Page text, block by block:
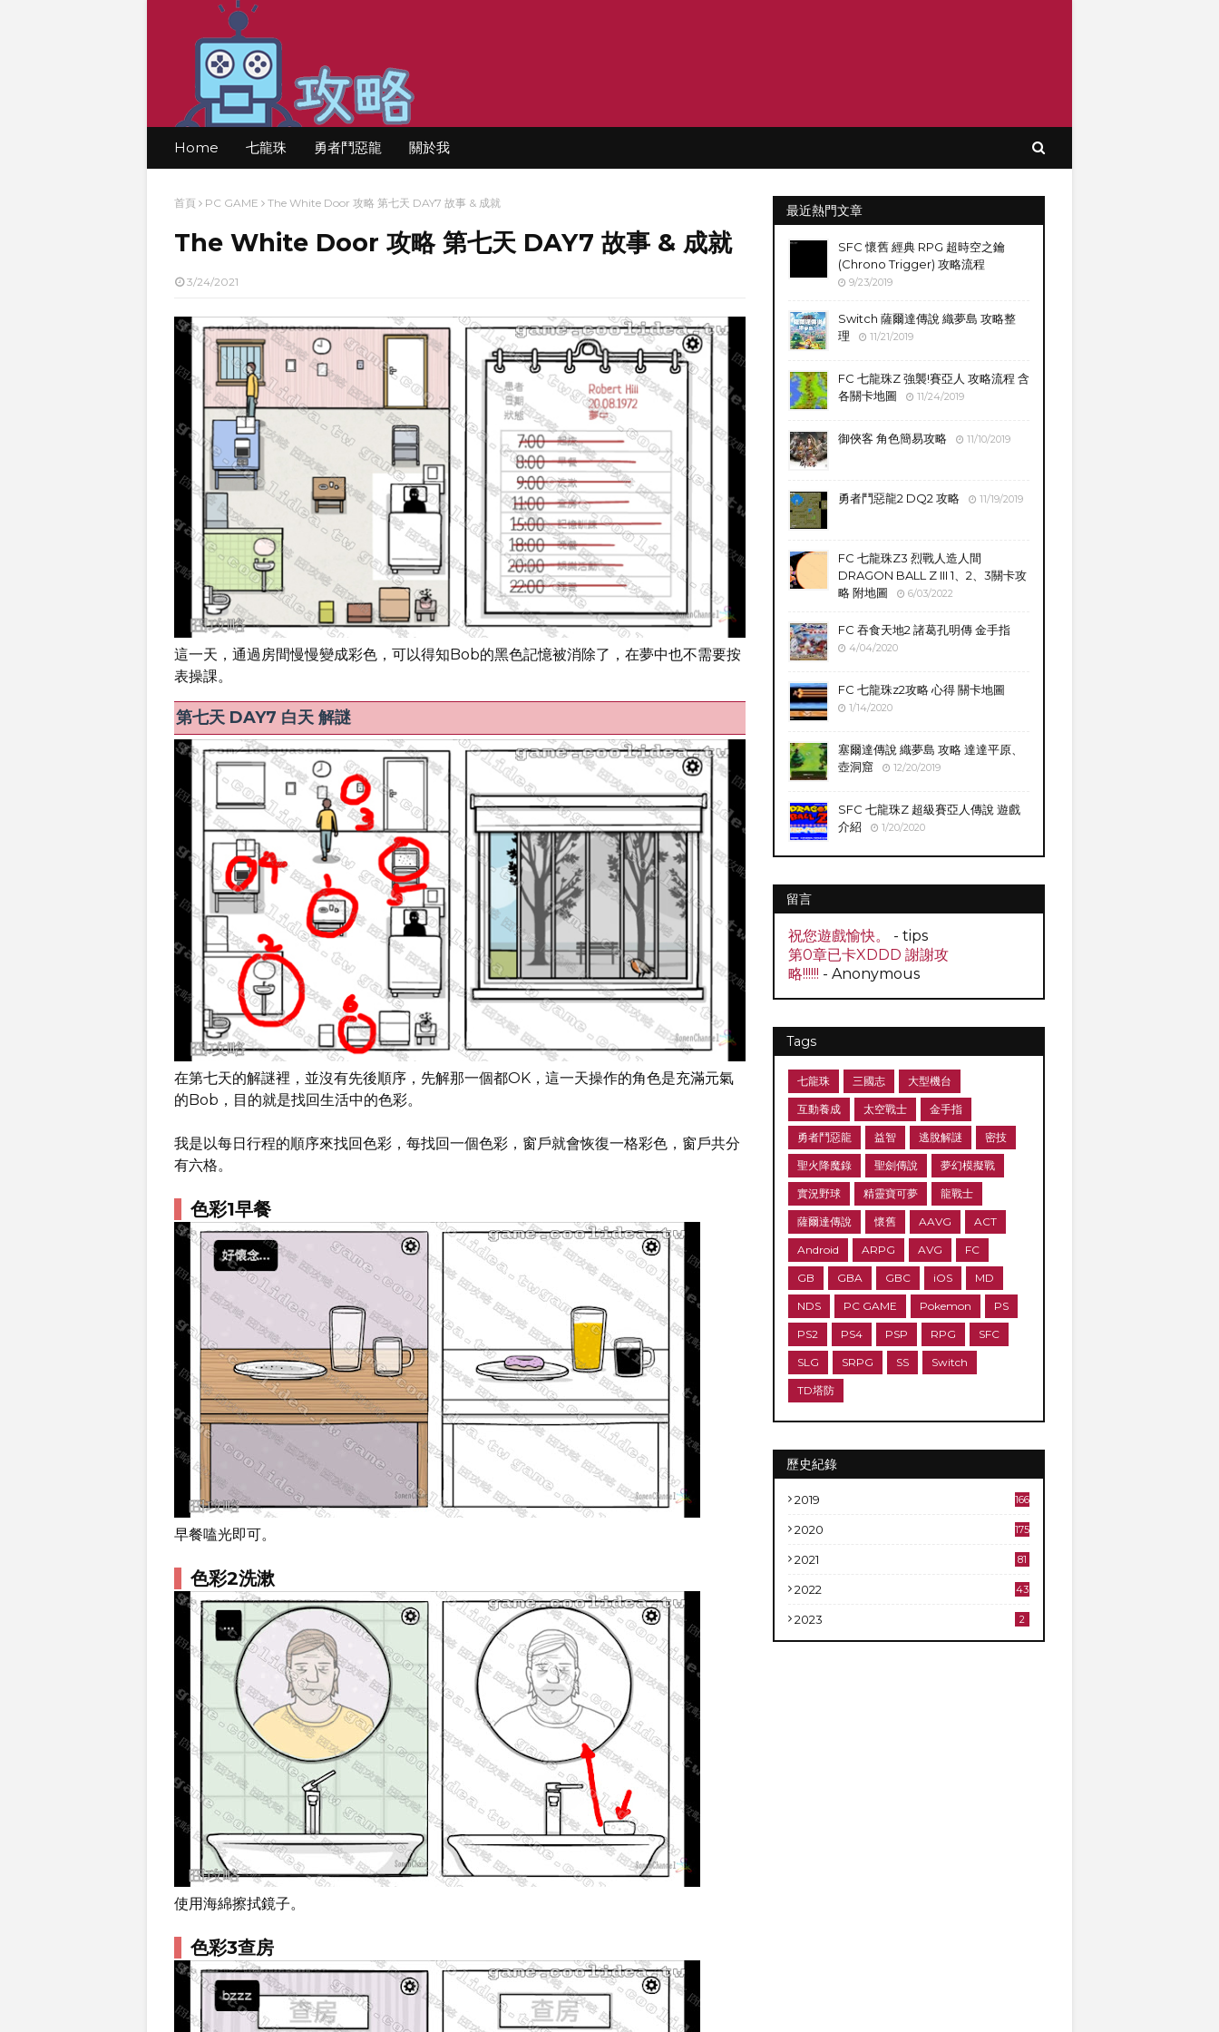
Home 七龍珠 勇者鬥惡龍 關於我
首頁 PC GAME The White Door 攻略 第七天 DAY7 故事 & 成就
The White Door 攻略 第七天 DAY7 故事 & 成就
3/24/2021
這一天，通過房間慢慢變成彩色，可以得知Bob的黑色記憶被消除了，在夢中也不需要按
表操課。
第七天 DAY7 白天 解謎
在第七天的解謎裡，並沒有先後順序，先解那一個都OK，這一天操作的角色是充滿元氣
的Bob，目的就是找回生活中的色彩。
我是以每日行程的順序來找回色彩，每找回一個色彩，窗戶就會恢復一格彩色，窗戶共分
有六格。
色彩1早餐
早餐嗑光即可。
色彩2洗漱
使用海綿擦拭鏡子。
色彩3查房
最近熱門文章
SFC 懷舊 經典 RPG 超時空之鑰
(Chrono Trigger) 攻略流程
9/23/2019
Switch 薩爾達傳說 織夢島 攻略整
理
11/21/2019
FC 七龍珠Z 強襲!賽亞人 攻略流程 含
各關卡地圖
11/24/2019
御俠客 角色簡易攻略 11/10/2019
勇者鬥惡龍2 DQ2 攻略 11/19/2019
FC 七龍珠Z3 烈戰人造人間
DRAGON BALL Z III 1、2、3關卡攻
略 附地圖
6/03/2022
FC 吞食天地2 諸葛孔明傳 金手指
4/04/2020
FC 七龍珠z2攻略 心得 關卡地圖
1/14/2020
塞爾達傳說 織夢島 攻略 達達平原、
壺洞窟
12/20/2019
SFC 七龍珠Z 超級賽亞人傳說 遊戲
介紹
1/20/2020
留言
祝您遊戲愉快。
- tips
第0章已卡XDDD 謝謝攻
略!!!!!! - Anonymous
Tags
七龍珠 三國志 大型機台
互動養成 太空戰士 金手指
勇者鬥惡龍 益智 逃脫解謎 密技
聖火降魔錄 聖劍傳說 夢幻模擬戰
實況野球 精靈寶可夢 龍戰士
薩爾達傳說 懷舊 AAVG ACT
Android ARPG AVG FC
GB GBA GBC iOS MD
NDS PC GAME Pokemon PS
PS2 PS4 PSP RPG SFC
SLG SRPG SS Switch
TD塔防
歷史紀錄
2019 166
2020 175
2021 81
2022 43
2023 2